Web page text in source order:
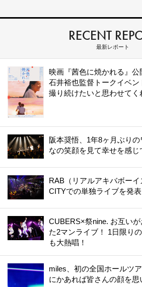
RECENT
最新レポート
映画『茜色に焼かれる』
石井裕也監督トークイベ
撮り続けたいと思わせてく
阪本奨悟、1年8ヶ月ぶり
なの笑顔を見て幸せを感じ
RAB（リアルアキバボー
CITYでの単独ライブを発表
CUBERS×祭nine. お互い
た2マンライブ！ 1日限り
も大熱唱！
miles、初の全国ホールツ
にかあれば皆さんの顔を思